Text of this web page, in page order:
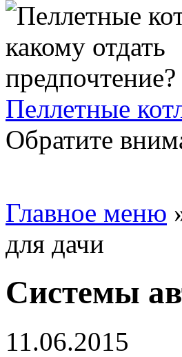
Пеллетные
Обратите
Главное меню
для дачи
Системы
11.06.2015